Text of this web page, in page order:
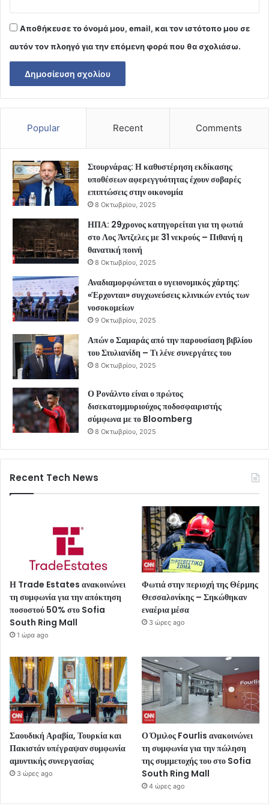
Αποθήκευσε το όνομά μου, email, και τον ιστότοπο μου σε
αυτόν τον πλοηγό για την επόμενη φορά που θα σχολιάσω.
Popular Recent Comments
Στουρνάρας: Η καθυστέρηση εκδίκασης
υποθέσεων αφερεγγυότητας έχουν σοβαρές
επιπτώσεις στην οικονομία
8 Οκτωβρίου, 2025
ΗΠΑ: 29χρονος κατηγορείται για τη φωτιά
στο Λος Άντζελες με 31 νεκρούς – Πιθανή η
θανατική ποινή
8 Οκτωβρίου, 2025
Αναδιαμορφώνεται ο υγειονομικός χάρτης:
«Έρχονται» συγχωνεύσεις κλινικών εντός των
νοσοκομείων
9 Οκτωβρίου, 2025
Απών ο Σαμαράς από την παρουσίαση βιβλίου
του Στυλιανίδη – Τι λένε συνεργάτες του
8 Οκτωβρίου, 2025
Ο Ρονάλντο είναι ο πρώτος
δισεκατομμυριούχος ποδοσφαιριστής
σύμφωνα με το Bloomberg
8 Οκτωβρίου, 2025
Recent Tech News
Η Trade Estates ανακοινώνει
τη συμφωνία για την απόκτηση
ποσοστού 50% στο Sofia
South Ring Mall
1 ώρα ago
Φωτιά στην περιοχή της Θέρμης
Θεσσαλονίκης – Σηκώθηκαν
εναέρια μέσα
3 ώρες ago
Σαουδική Αραβία, Τουρκία και
Πακιστάν υπέγραψαν συμφωνία
αμυντικής συνεργασίας
3 ώρες ago
Ο Όμιλος Fourlis ανακοινώνει
τη συμφωνία για την πώληση
της συμμετοχής του στο Sofia
South Ring Mall
4 ώρες ago